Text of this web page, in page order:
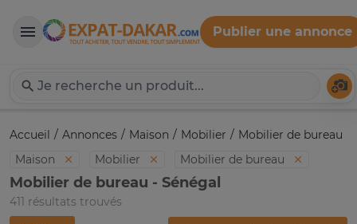
Expat-Dakar
Publier une annonce
Accueil Annonces Maison Mobilier
Mobilier de bureau
Maison
Mobilier Mobilier de bureau
Mobilier de bureau - Sénégal
411 résultats trouvés